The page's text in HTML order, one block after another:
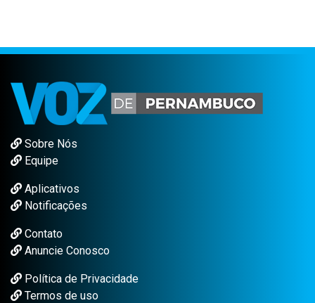
Sobre Nós
Equipe
Aplicativos
Notificações
Contato
Anuncie Conosco
Política de Privacidade
Termos de uso